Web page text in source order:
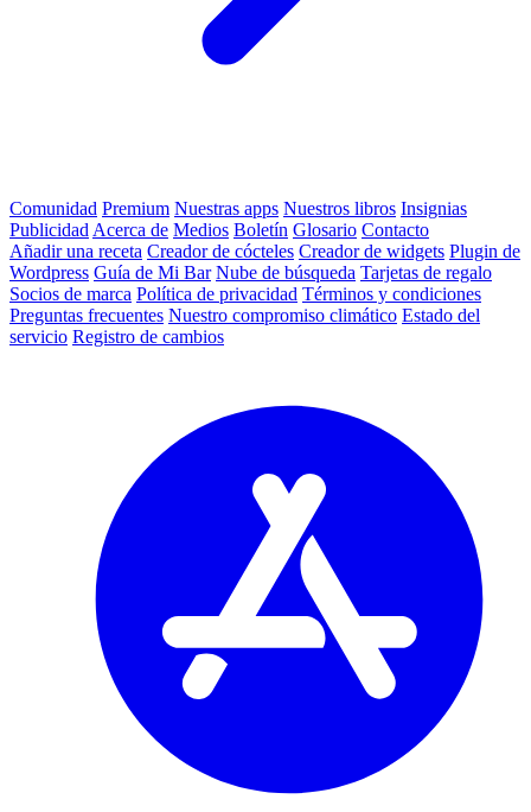
Comunidad Premium Nuestras apps Nuestros libros Insignias
Publicidad Acerca de Medios Boletín Glosario Contacto
Añadir una receta Creador de cócteles Creador de widgets Plugin de
Wordpress Guía de Mi Bar Nube de búsqueda Tarjetas de regalo
Socios de marca Política de privacidad Términos y condiciones
Preguntas frecuentes Nuestro compromiso climático Estado del
servicio Registro de cambios